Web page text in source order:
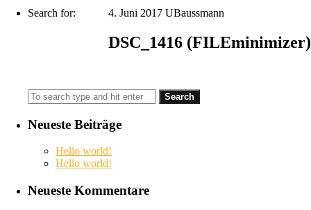
4. Juni 2017 UBaussmann
DSC_1416 (FILEminimizer)
Search for:
Neueste Beiträge
Hello world!
Hello world!
Neueste Kommentare